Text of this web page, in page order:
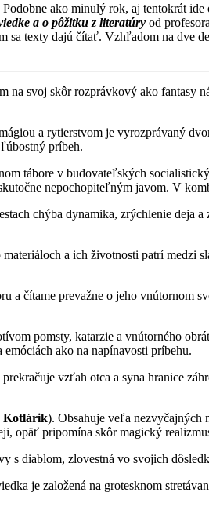
ako minulý rok, aj tentokrát
a o pôžitku z literatúry od
sa texty dajú čítať. Vzhľadom na dve
na svoj skôr rozprávkový ako fantasy
a rytierstvom je vyrozprávaný
príbeh.
tábore v budovateľských
nepochopiteľným javom. V
chýba dynamika, zrýchlenie deja
a ich životnosti patrí medzi
a čítame prevažne o jeho vnútornom
pomsty, katarzie a vnútorného
ako na napínavosti príbehu.
prekračuje vzťah otca a syna hranice
Kotlárik). Obsahuje veľa nezvyčajných
opäť pripomína skôr magický
s diablom, zlovestná vo svojich
je založená na grotesknom